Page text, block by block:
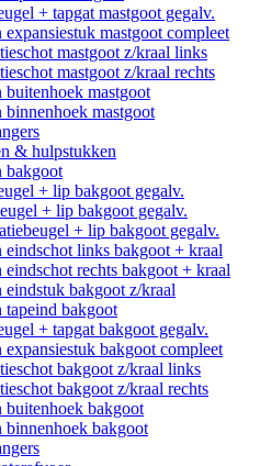
+ tapgat mastgoot gegalv.
expansiestuk mastgoot compleet
mastgoot z/kraal links
mastgoot z/kraal rechts
buitenhoek mastgoot
binnenhoek mastgoot
& hulpstukken
bakgoot
+ lip bakgoot gegalv.
+ lip bakgoot gegalv.
+ lip bakgoot gegalv.
eindschot links bakgoot + kraal
eindschot rechts bakgoot + kraal
eindstuk bakgoot z/kraal
tapeind bakgoot
+ tapgat bakgoot gegalv.
expansiestuk bakgoot compleet
bakgoot z/kraal links
bakgoot z/kraal rechts
buitenhoek bakgoot
binnenhoek bakgoot